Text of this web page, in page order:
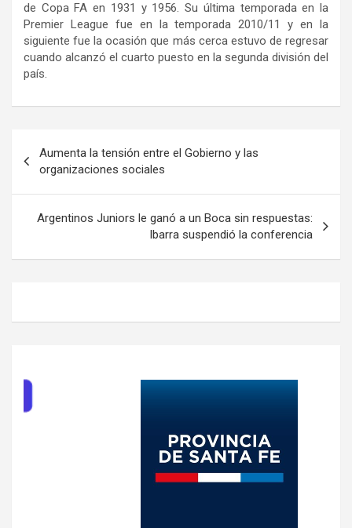
de Copa FA en 1931 y 1956. Su última temporada en la
Premier League fue en la temporada 2010/11 y en la
siguiente fue la ocasión que más cerca estuvo de regresar
cuando alcanzó el cuarto puesto en la segunda división del
país.
de
entradas
Aumenta la tensión entre el Gobierno y las
organizaciones sociales
Argentinos Juniors le ganó a un Boca sin respuestas:
Ibarra suspendió la conferencia